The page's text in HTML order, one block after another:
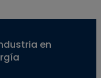
en